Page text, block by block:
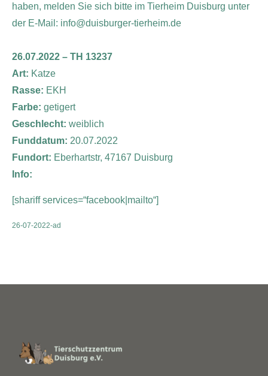
haben, melden Sie sich bitte im Tierheim Duisburg unter
der E-Mail: info@duisburger-tierheim.de
26.07.2022 – TH 13237
Art: Katze
Rasse: EKH
Farbe: getigert
Geschlecht: weiblich
Funddatum: 20.07.2022
Fundort: Eberhartstr, 47167 Duisburg
Info:
[shariff services=“facebook|mailto“]
26-07-2022-ad